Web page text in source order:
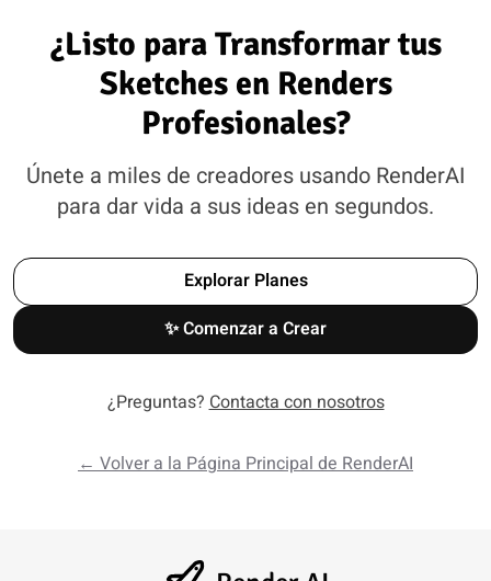
¿Listo para Transformar tus
Sketches en Renders
Profesionales?
Únete a miles de creadores usando RenderAI
para dar vida a sus ideas en segundos.
Explorar Planes
✨ Comenzar a Crear
¿Preguntas?Contacta con nosotros
← Volver a la Página Principal de RenderAI